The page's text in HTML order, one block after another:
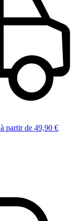
à partir de 49,90 €